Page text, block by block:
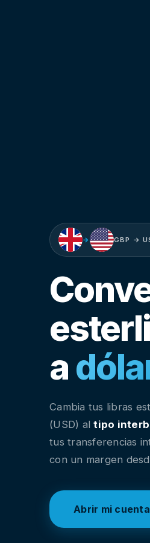
→ GBP →
a
Cambia tus libras
(USD) altipo
tus transferencias
con un margen
Abrir mi